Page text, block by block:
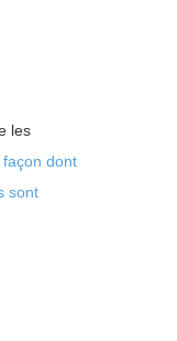
les
dont
sont